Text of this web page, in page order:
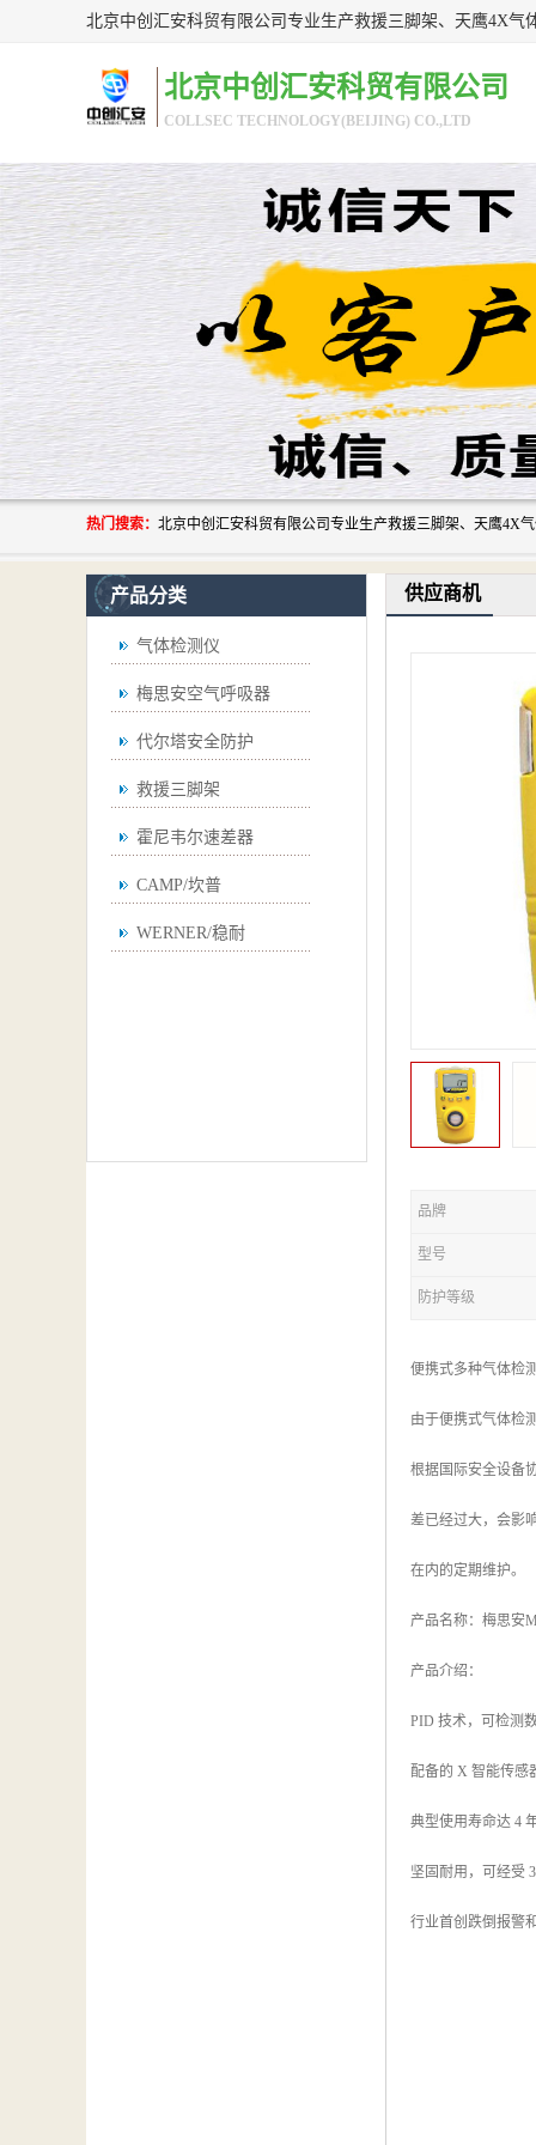
北京中创汇安科贸有限公司
COLLSEC TECHNOLOGY(BEIJING) CO.,LTD
热门搜索：
产品分类
气体检测仪
梅思安空气呼吸器
代尔塔安全防护
救援三脚架
霍尼韦尔速差器
CAMP/坎普
WERNER/稳耐
供应商机
品牌
型号
防护等级
便携式多种气体检
由于便携式气体检
根据国际安全设备
差已经过大，会影
在内的定期维护。
产品名称：梅思安
产品介绍：
PID 技术，可检测
配备的 X 智能传感
典型使用寿命达 4
坚固耐用，可经受
行业首创跌倒报警